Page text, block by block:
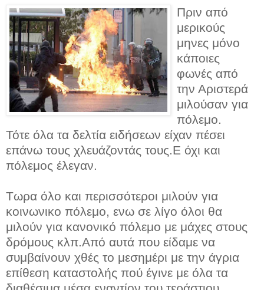
Πριν από
μερικούς
μηνες μόνο
κάποιες
φωνές από
την Αριστερά
μιλούσαν για
πόλεμο.
Τότε όλα τα δελτία ειδήσεων είχαν πέσει
επάνω τους χλευάζοντάς τους.Ε όχι και
πόλεμος έλεγαν.
Τωρα όλο και περισσότεροι μιλούν για
κοινωνικο πόλεμο, ενω σε λίγο όλοι θα
μιλούν για κανονικό πόλεμο με μάχες στους
δρόμους κλπ.Από αυτά που είδαμε να
συμβαίνουν χθές το μεσημέρι με την άγρια
επίθεση καταστολής πού έγινε με όλα τα